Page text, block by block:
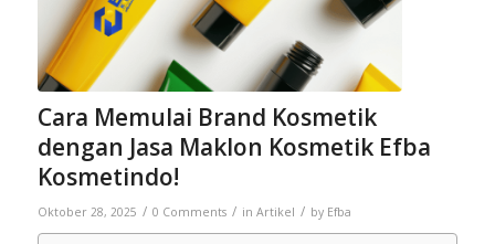
Cara Memulai Brand Kosmetik
dengan Jasa Maklon Kosmetik Efba
Kosmetindo!
Oktober 28, 2025 / 0 Comments / in Artikel / by Efba